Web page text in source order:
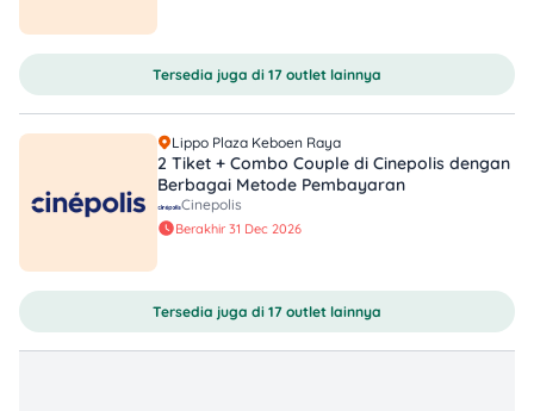
tiket reguler, harga di weekdays biasanya mulai dari
Rp35.000 hingga Rp45.000, sedangkan di weekend bisa
naik ke kisaran Rp50.000 sampai Rp75.000 tergantung
lokasi. Menu makanan dan minumannya pun variatif, mulai
popcorn plus minuman Rp55.000, hingga pilihan hot dog
atau nachos di kisaran Rp40.000–Rp60.000.
Tersedia juga di 17 outlet lainnya
Lippo Plaza Keboen Raya
2 Tiket + Combo Couple di Cinepolis dengan
Berbagai Metode Pembayaran
Cinepolis
Berakhir 31 Dec 2026
Tersedia juga di 17 outlet lainnya